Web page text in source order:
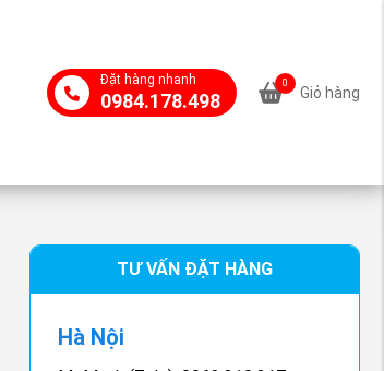
Đặt hàng nhanh
0984.178.498
0
Giỏ hàng
TƯ VẤN ĐẶT HÀNG
Hà Nội